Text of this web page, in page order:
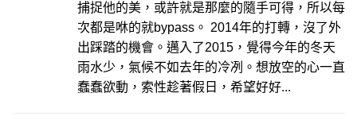
捕捉他的美，或許就是那麼的隨手可得，所以每
次都是咻的就bypass。 2014年的打轉，沒了外
出踩踏的機會。邁入了2015，覺得今年的冬天
雨水少，氣候不如去年的冷冽。想放空的心一直
蠢蠢欲動，索性趁著假日，希望好好...